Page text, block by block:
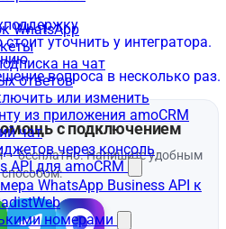
WhatsApp
на чат
ответов
или изменить
из приложения amoCRM
чат
через консоль
API для amoCRM
WhatsApp Business API к
номерами
уточнить у интегратора.
вопроса в несколько раз.